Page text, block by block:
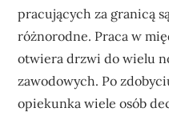
pracujących za granicą
różnorodne. Praca w
otwiera drzwi do wielu
zawodowych. Po
opiekunka wiele osób